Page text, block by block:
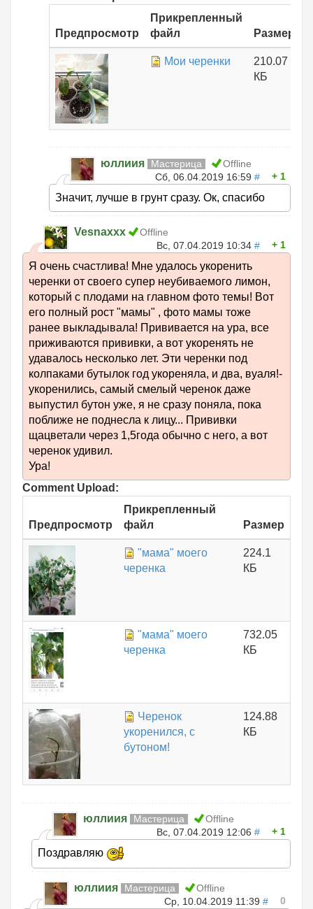
Предпросмотр
Прикрепленный
файл
Размер
Мои черенки
210.07
КБ
юллиия Мастерица
Offline
Сб, 06.04.2019 16:59 # 1
Значит, лучше в грунт сразу. Ок, спасибо
Vesnaxxx
Offline
Вс, 07.04.2019 10:34 # 1
Я очень счастлива! Мне удалось укоренить
черенки от своего супер неубиваемого лимон,
который с плодами на главном фото темы! Вот
его полный рост "мамы" , фото мамы тоже
ранее выкладывала! Прививается на ура, все
приживаются прививки, а вот укоренять не
удавалось несколько лет. Эти черенки под
колпаками бутылок год укореняла, и два, вуаля!-
укоренились, самый смелый черенок даже
выпустил бутон уже, я не сразу поняла, пока
поближе не поднесла к лицу... Прививки
щацветали через 1,5года обычно с него, а вот
черенок удивил.
Ура!
Comment Upload:
Предпросмотр
Прикрепленный
файл
Размер
"мама" моего
черенка
224.1
КБ
"мама" моего
черенка
732.05
КБ
Черенок
укоренился, с
бутоном!
124.88
КБ
юллиия Мастерица
Offline
Вс, 07.04.2019 12:06 # 1
Поздравляю
юллиия Мастерица
Offline
Ср, 10.04.2019 11:39 # 0